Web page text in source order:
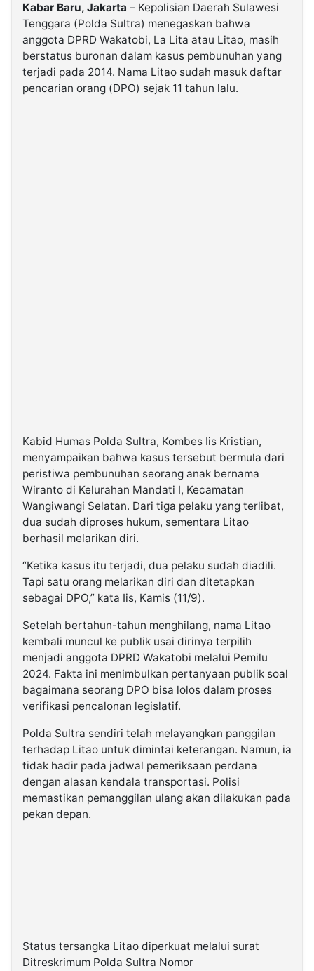
Kabar Baru, Jakarta – Kepolisian Daerah Sulawesi
Tenggara (Polda Sultra) menegaskan bahwa
anggota DPRD Wakatobi, La Lita atau Litao, masih
berstatus buronan dalam kasus pembunuhan yang
terjadi pada 2014. Nama Litao sudah masuk daftar
pencarian orang (DPO) sejak 11 tahun lalu.
Kabid Humas Polda Sultra, Kombes Iis Kristian,
menyampaikan bahwa kasus tersebut bermula dari
peristiwa pembunuhan seorang anak bernama
Wiranto di Kelurahan Mandati I, Kecamatan
Wangiwangi Selatan. Dari tiga pelaku yang terlibat,
dua sudah diproses hukum, sementara Litao
berhasil melarikan diri.
“Ketika kasus itu terjadi, dua pelaku sudah diadili.
Tapi satu orang melarikan diri dan ditetapkan
sebagai DPO,” kata Iis, Kamis (11/9).
Setelah bertahun-tahun menghilang, nama Litao
kembali muncul ke publik usai dirinya terpilih
menjadi anggota DPRD Wakatobi melalui Pemilu
2024. Fakta ini menimbulkan pertanyaan publik soal
bagaimana seorang DPO bisa lolos dalam proses
verifikasi pencalonan legislatif.
Polda Sultra sendiri telah melayangkan panggilan
terhadap Litao untuk dimintai keterangan. Namun, ia
tidak hadir pada jadwal pemeriksaan perdana
dengan alasan kendala transportasi. Polisi
memastikan pemanggilan ulang akan dilakukan pada
pekan depan.
Status tersangka Litao diperkuat melalui surat
Ditreskrimum Polda Sultra Nomor